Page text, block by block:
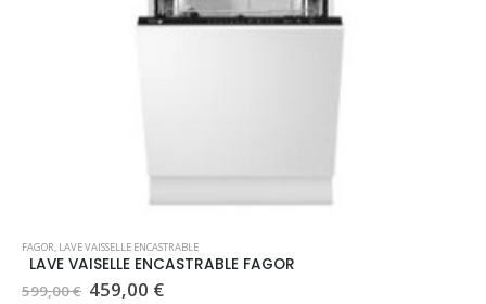
FAGOR LAVE VAISSELLE ENCASTRABLE
LAVE VAISELLE ENCASTRABLE FAGOR
599,00€ Le
459,00 €Le